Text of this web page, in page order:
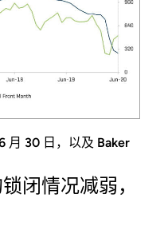
月 30 日，以及 Baker
闭情况减弱，